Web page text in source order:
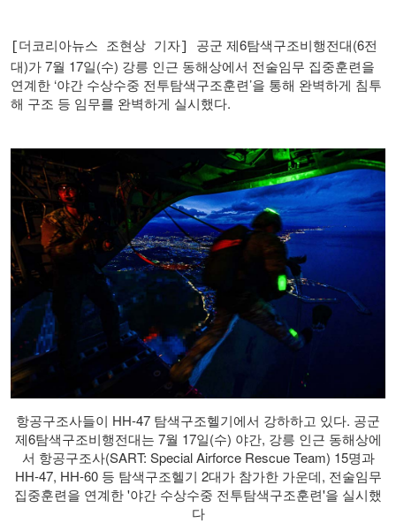
더코리아뉴스 조현상 기자 공군 제6탐색구조비행전대(6전
대)가7월 17일(수) 강릉 인근 동해상에서 전술임무 집중훈련을
연계한 ‘야간 수상수중 전투탐색구조훈련’을 통해 완벽하게 침투
해 구조 등 임무를 완벽하게 실시했다.
항공구조사들이 HH-47 탐색구조헬기에서 강하하고 있다. 공군
제6탐색구조비행전대는 7월 17일(수) 야간, 강릉 인근 동해상에
서 항공구조사(SART: Special Airforce Rescue Team) 15명과
HH-47, HH-60 등 탐색구조헬기 2대가 참가한 가운데, 전술임무
집중훈련을 연계한 '야간 수상수중 전투탐색구조훈련'을 실시했
다